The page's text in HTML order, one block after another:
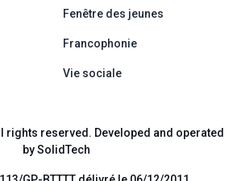
Fenêtre des jeunes
Francophonie
Vie sociale
rights reserved. Developed and operated
by SolidTech